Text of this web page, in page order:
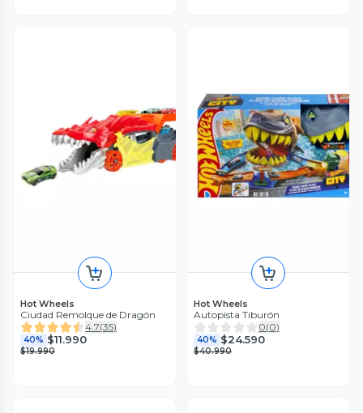
Hot Wheels
Ciudad Remolque de Dragón
4.7(35)
40% $11.990
$19.990
Hot Wheels
Autopista Tiburón
0(0)
40% $24.590
$40.990